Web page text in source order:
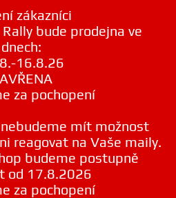
zákazníci
bude prodejna ve
dnech:
16.8.26
za pochopení
mít možnost
reagovat na Vaše maily.
budeme postupně
od 17.8.2026
za pochopení